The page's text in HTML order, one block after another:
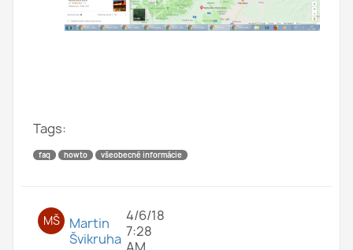
Tags:
faq howto všeobecné informácie
MŠ
Martin
Švikruha
4/6/18
7:28
AM